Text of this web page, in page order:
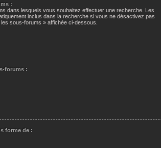
:
dans lesquels vous souhaitez effectuer une recherche. Les
inclus dans la recherche si vous ne désactivez pas
sous-forums » affichée ci-dessous.
forums :
forme de :